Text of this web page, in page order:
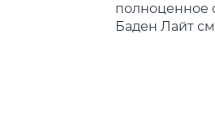
полноценное
Баден Лайт